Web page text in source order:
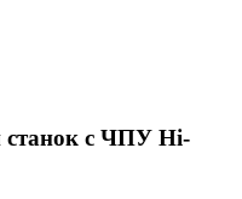
станок с ЧПУ Hi-